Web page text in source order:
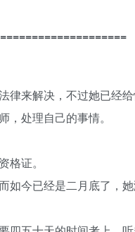
律来解决，不过她已经
处理自己的事情。
证。
如今已经是二月底了，